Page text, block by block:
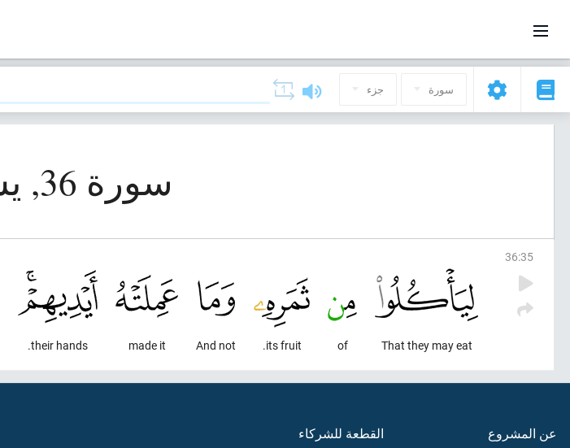
سورة جزء
سورة 36, يس (يس)
36:35
That they may eat
of
its fruit.
And not
made it
their hands.
عن المشروع
القطعة للشركاء